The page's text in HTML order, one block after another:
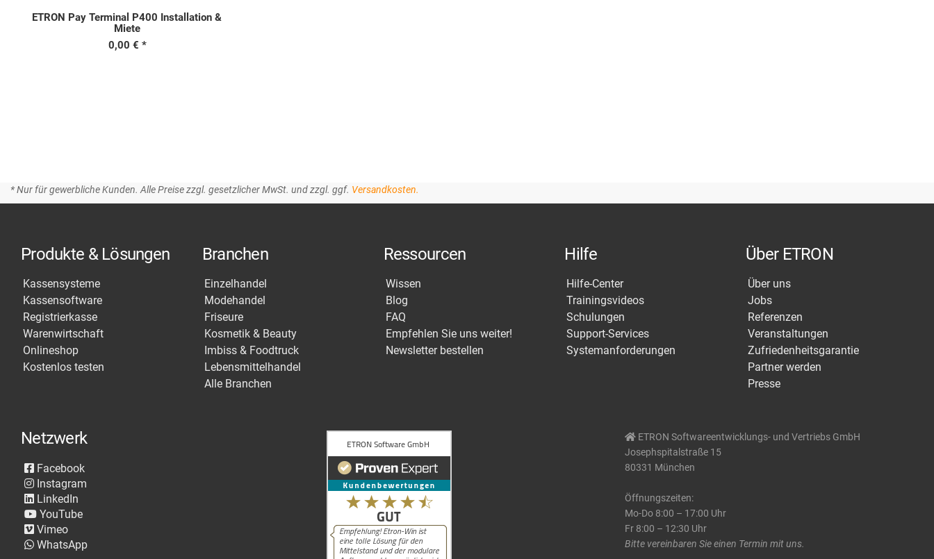
ETRON Pay Terminal P400 Installation &
Miete
0,00 €
* Nur für gewerbliche Kunden. Alle Preise zzgl. gesetzlicher MwSt. und zzgl. ggf. Versandkosten.
Produkte & Lösungen
Kassensysteme
Kassensoftware
Registrierkasse
Warenwirtschaft
Onlineshop
Kostenlos testen
Branchen
Einzelhandel
Modehandel
Friseure
Kosmetik & Beauty
Imbiss & Foodtruck
Lebensmittelhandel
Alle Branchen
Ressourcen
Wissen
Blog
FAQ
Empfehlen Sie uns weiter!
Newsletter bestellen
Hilfe
Hilfe-Center
Trainingsvideos
Schulungen
Support-Services
Systemanforderungen
Über ETRON
Über uns
Jobs
Referenzen
Veranstaltungen
Zufriedenheitsgarantie
Partner werden
Presse
Netzwerk
Facebook
Instagram
LinkedIn
YouTube
Vimeo
WhatsApp
ETRON Softwareentwicklungs- und Vertriebs GmbH
Josephspitalstraße 15
80331 München
Öffnungszeiten:
Mo-Do 8:00 – 17:00 Uhr
Fr 8:00 – 12:30 Uhr
Bitte vereinbaren Sie einen Termin mit uns.